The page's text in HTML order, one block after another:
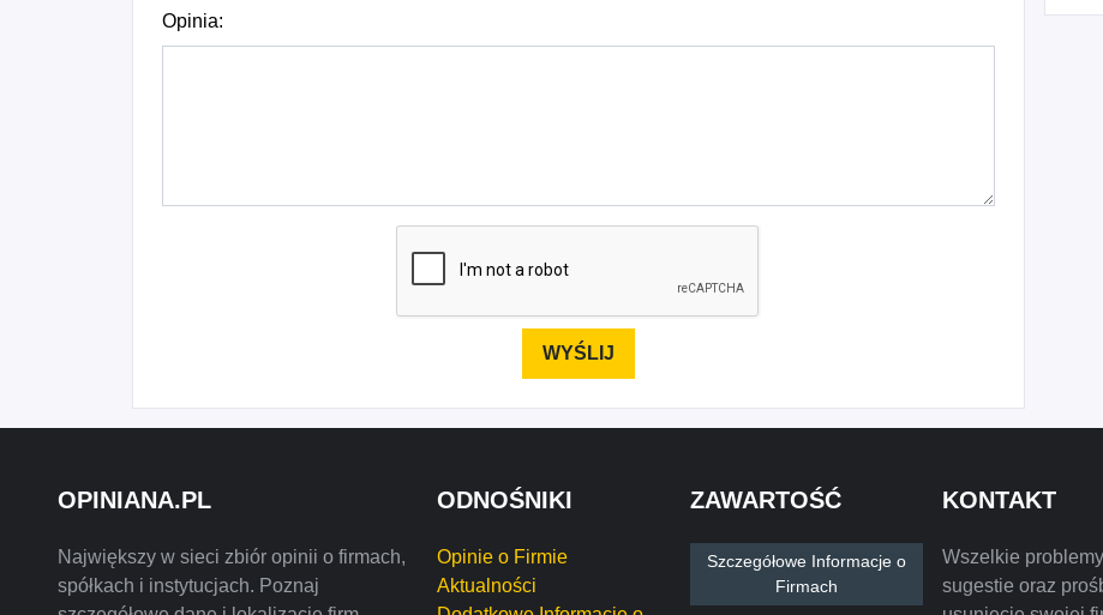
Opinia:
OPINIANA.PL
Największy w sieci zbiór opinii o firmach,
spółkach i instytucjach. Poznaj
ODNOŚNIKI
Opinie o Firmie
Aktualności
ZAWARTOŚĆ
Szczegółowe Informacje o
Firmach
KONTAKT
Wszelkie
sugestie oraz